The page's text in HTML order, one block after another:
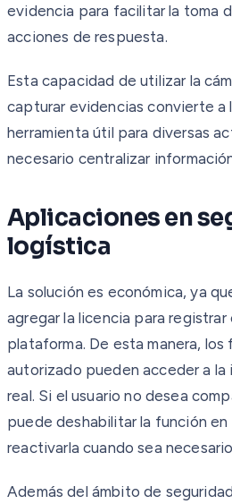
evidencia para facilitar la toma
acciones de respuesta.
Esta capacidad de utilizar la
capturar evidencias convierte a
herramienta útil para diversas
necesario centralizar
Aplicaciones en
logística
La solución es económica, ya
agregar la licencia para
plataforma. De esta manera, los
autorizado pueden acceder a
real. Si el usuario no desea
puede deshabilitar la función
reactivarla cuando sea
Además del ámbito de